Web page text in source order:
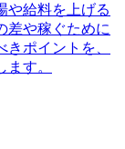
や給料を上げる
差や稼ぐために
ポイントを、
す。